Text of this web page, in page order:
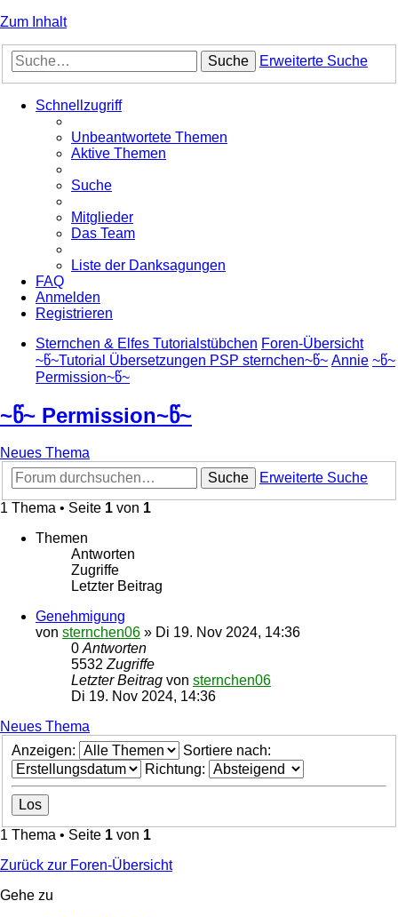
Zum Inhalt
Suche Erweiterte Suche
Schnellzugriff
Unbeantwortete Themen
Aktive Themen
Suche
Mitglieder
Das Team
Liste der Danksagungen
FAQ
Anmelden
Registrieren
Sternchen & Elfes Tutorialstübchen Foren-Übersicht
~წ~Tutorial Übersetzungen PSP sternchen~წ~ Annie ~წ~
Permission~წ~
~წ~ Permission~წ~
Neues Thema
Suche
Erweiterte Suche
1 Thema • Seite 1 von 1
Themen
Antworten
Zugriffe
Letzter Beitrag
Genehmigung
von sternchen06 » Di 19. Nov 2024, 14:36
0 Antworten
5532 Zugriffe
Letzter Beitrag von sternchen06
Di 19. Nov 2024, 14:36
Neues Thema
Anzeigen:
Sortiere nach:
Richtung:
1 Thema • Seite 1 von 1
Zurück zur Foren-Übersicht
Gehe zu